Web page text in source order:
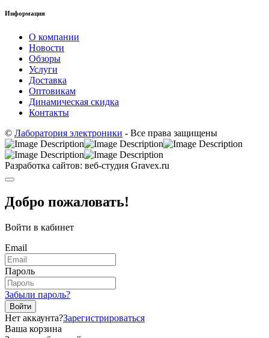
Информация
О компании
Новости
Обзоры
Услуги
Доставка
Оптовикам
Динамическая скидка
Контакты
© Лаборатория электроники - Все права защищены
Разработка сайтов: веб-студия Gravex.ru
Добро пожаловать!
Войти в кабинет
Email
Пароль
Забыли пароль?
Войти
Нет аккаунта?Зарегистрироваться
Ваша корзина